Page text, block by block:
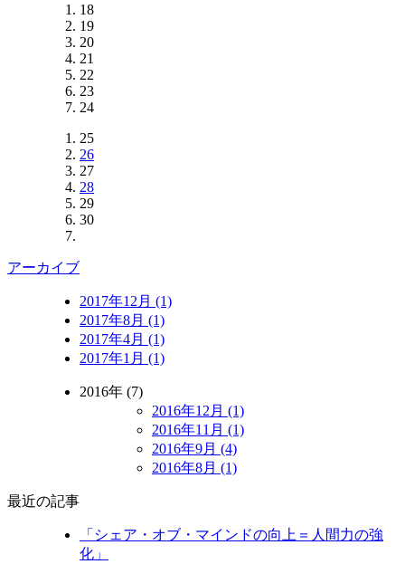
18
19
20
21
22
23
24
25
26
27
28
29
30
アーカイブ
2017年12月 (1)
2017年8月 (1)
2017年4月 (1)
2017年1月 (1)
2016年 (7)
2016年12月 (1)
2016年11月 (1)
2016年9月 (4)
2016年8月 (1)
最近の記事
「シェア・オブ・マインドの向上＝人間力の強
化」